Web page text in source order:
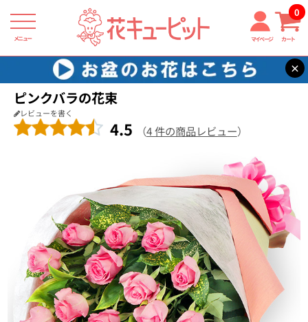
メニュー マイページ カート
0
×
花キューピット 結婚記念日 【結婚記念日】ピンクバラの花束
ピンクバラの花束
レビューを書く
4.5 （4 件の商品レビュー）